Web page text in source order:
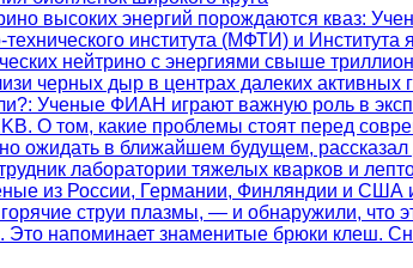
высоких энергий порождаются кваз:
института (МФТИ) и
нейтрино с энергиями свыше
черных дыр в центрах далеких активных
: Ученые ФИАН играют важную роль в
О том, какие проблемы стоят перед
ожидать в ближайшем будущем,
лаборатории тяжелых кварков и
из России, Германии, Финляндии и США
струи плазмы, — и обнаружили, что
Это напоминает знаменитые брюки клеш.